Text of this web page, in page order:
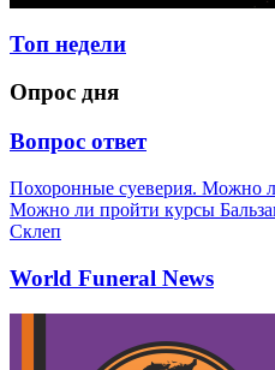
Топ недели
Опрос дня
Вопрос ответ
Похоронные суеверия. Можно
Можно ли пройти курсы
Склеп
World Funeral News